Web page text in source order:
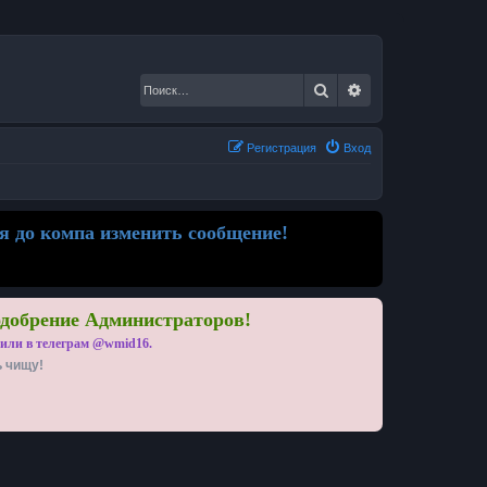
Поиск
Вход
Регистрация
до компа изменить сообщение!
Администраторов!
в телеграм @wmid16.
чищу!